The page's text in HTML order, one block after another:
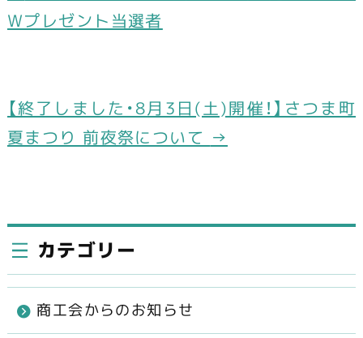
b
k
Wプレゼント当選者
【終了しました・8月3日(土)開催！】さつま町
夏まつり 前夜祭について →
カテゴリー
商工会からのお知らせ